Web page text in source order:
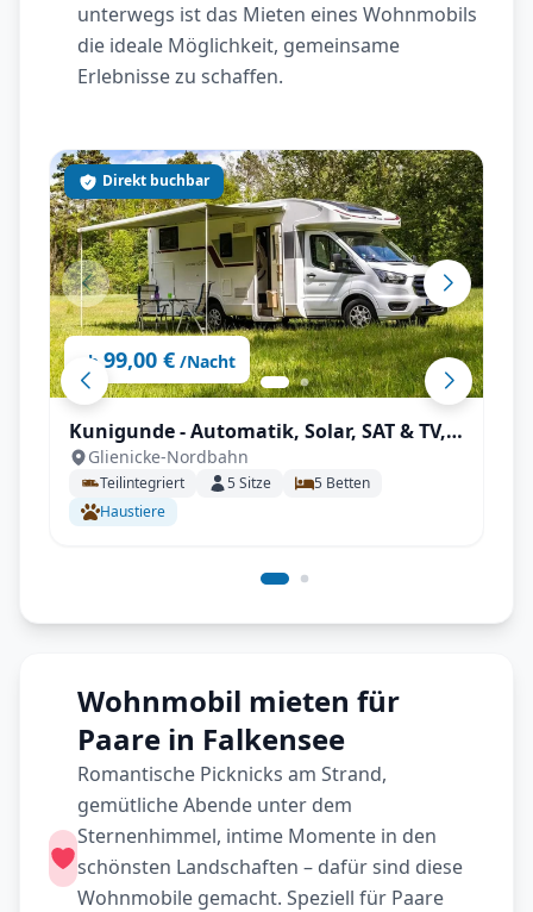
unterwegs ist das Mieten eines Wohnmobils
die ideale Möglichkeit, gemeinsame
Erlebnisse zu schaffen.
ab 99,00 € /Nacht
Direkt buchbar
Kunigunde - Automatik, Solar, SAT & TV,
viel Platz
Glienicke-Nordbahn
Teilintegriert 5Sitze 5 Betten
Haustiere
Wohnmobil mieten für
Paare in Falkensee
Romantische Picknicks am Strand,
gemütliche Abende unter dem
Sternenhimmel, intime Momente in den
schönsten Landschaften – dafür sind diese
Wohnmobile gemacht. Speziell für Paare